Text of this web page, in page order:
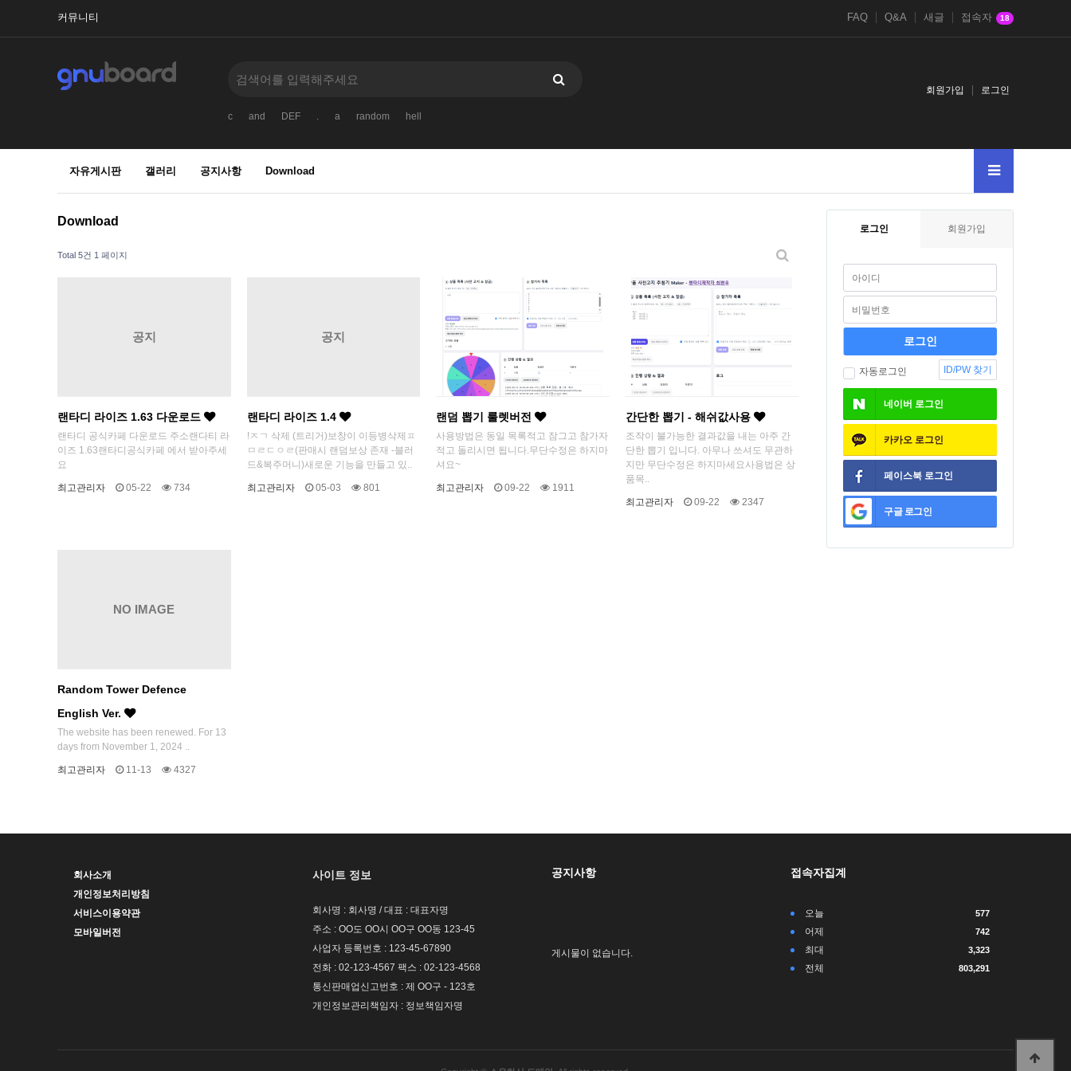
커뮤니티 FAQ Q&A 새글 접속자 18
c and DEF . a random hell
회원가입 로그인
자유게시판 갤러리 공지사항 Download
Download
Total 5건 1 페이지
공지
랜타디 라이즈 1.63 다운로드
랜타디 공식카페 다운로드 주소랜다티 라
이즈 1.63랜타디공식카페 에서 받아주세
요
최고관리자 05-22 734
공지
랜타디 라이즈 1.4
!ㅈㄱ 삭제 (트리거)보창이 이등병삭제ㅍ
ㅁㄹㄷㅇㄹ(판매시 랜덤보상 존재 -블러
드&복주머니)​새로운 기능을 만들고 있..
최고관리자 05-03 801
랜덤 뽑기 룰렛버전
사용방법은 동일 목록적고 잠그고 참가자
적고 돌리시면 됩니다.무단수정은 하지마
셔요~
최고관리자 09-22 1911
간단한 뽑기 - 해쉬값사용
조작이 불가능한 결과값을 내는 아주 간
단한 뽑기 입니다. 아무나 쓰셔도 무관하
지만 무단수정은 하지마세요사용법은 상
품목..
최고관리자 09-22 2347
NO IMAGE
Random Tower Defence
English Ver.
The website has been renewed. For 13
days from November 1, 2024 ..
최고관리자 11-13 4327
로그인 회원가입
자동로그인 ID/PW 찾기
네이버 로그인
카카오 로그인
페이스북 로그인
구글로그인
회사소개
개인정보처리방침
서비스이용약관
모바일버전
사이트 정보
회사명 : 회사명 / 대표 : 대표자명
주소 : OO도 OO시 OO구 OO동 123-45
사업자 등록번호 : 123-45-67890
전화 : 02-123-4567 팩스 : 02-123-4568
통신판매업신고번호 : 제 OO구 - 123호
개인정보관리책임자 : 정보책임자명
공지사항
게시물이 없습니다.
접속자집계
오늘 577
어제 742
최대 3,323
전체 803,291